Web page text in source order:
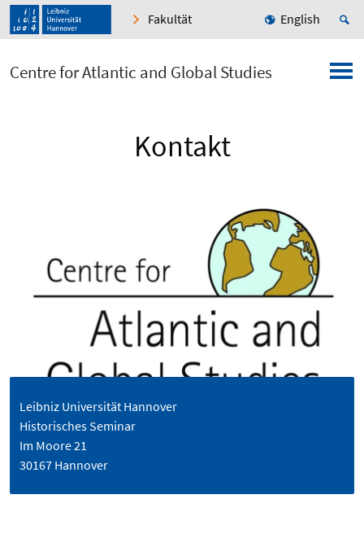
Fakultät English
Centre for Atlantic and Global Studies
Kontakt
Leibniz Universität Hannover
Historisches Seminar
Im Moore 21
30167 Hannover